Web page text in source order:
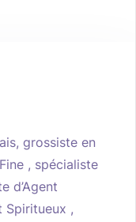
grossiste en
, spécialiste
d’Agent
Spiritueux ,